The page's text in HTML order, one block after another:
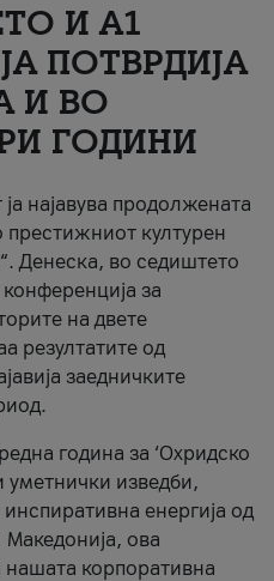
И A1
ПОТВРДИЈА
И ВО
ГОДИНИ
најавува продолжената
престижниот културен
Денеска, во седиштето
за
на двете
резултатите од
заедничките
година за ‘Охридско
уметнички изведби,
енергија од
Македонија, ова
нашата корпоративна